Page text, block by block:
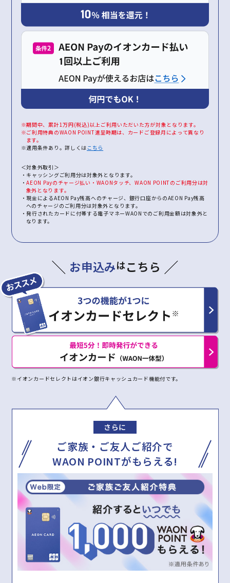
※期間中、累計1万円(税込)以上ご利用いただいた方が対象となります。
※ご利用特典のWAON POINT進呈時期は、カードご登録月によって異なり
ます。
※適用条件あり。詳しくは こちら
＜対象外取引＞
・キャッシングご利用分は対象外となります。
・AEON Payのチャージ払い・WAONタッチ、WAON POINTのご利用分は対
象外となります。
・現金によるAEON Pay残高へのチャージ、銀行口座からのAEON Pay残高
へのチャージのご利用分は対象外となります。
・発行されたカードに付帯する電子マネーWAONでのご利用金額は対象外と
なります。
お申込みはこちら
※イオンカードセレクトはイオン銀行キャッシュカード機能付です。
さらに
ご家族・ご友人ご紹介で
WAON POINTがもらえる!